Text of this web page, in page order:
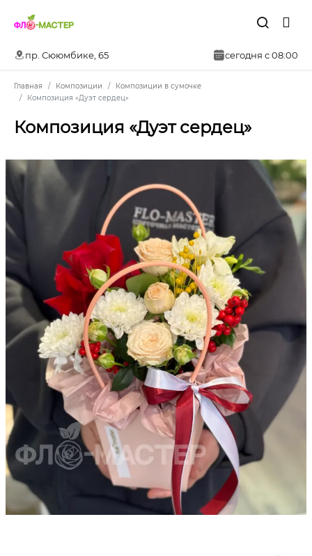
пр. Сююмбике, 65 сегодня с 08:00
Главная Композиции
Композиции в сумочке
Композиция «Дуэт сердец»
Композиция «Дуэт сердец»